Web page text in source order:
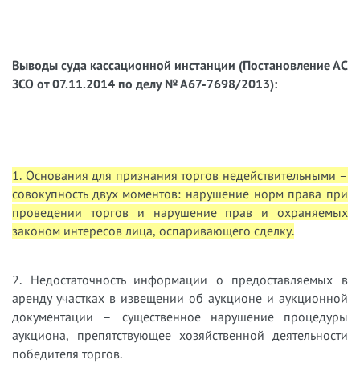
Выводы суда кассационной инстанции (Постановление АС
ЗСО от 07.11.2014 по делу № А67-7698/2013):
1. Основания для признания торгов недействительными –
совокупность двух моментов: нарушение норм права при
проведении торгов и нарушение прав и охраняемых
законом интересов лица, оспаривающего сделку.
2. Недостаточность информации о предоставляемых в
аренду участках в извещении об аукционе и аукционной
документации – существенное нарушение процедуры
аукциона, препятствующее хозяйственной деятельности
победителя торгов.